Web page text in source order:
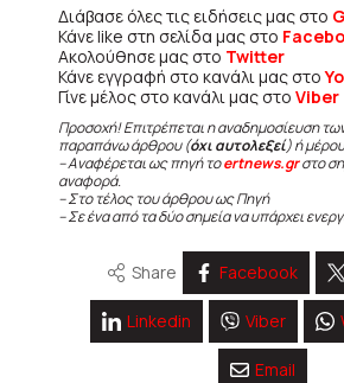
Διάβασε όλες τις ειδήσεις μας στο
Κάνε like στη σελίδα μας στο
Ακολούθησε μας στο Twitter
Κάνε εγγραφή στο κανάλι μας στο
Γίνε μέλος στο κανάλι μας στο Viber
Προσοχή! Επιτρέπεται η αναδημοσίευση
παραπάνω άρθρου (όχι αυτολεξεί) ή
– Αναφέρεται ως πηγή τοertnews.grστο
αναφορά.
– Στο τέλος του άρθρου ως Πηγή
– Σε ένα από τα δύο σημεία να υπάρχει
Share Facebook
Linkedin Viber
Email